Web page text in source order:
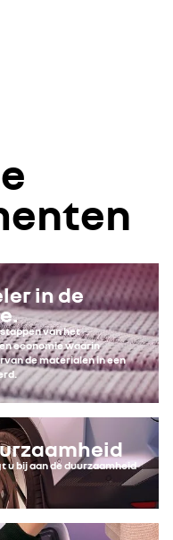
in de
van het
economie waarin
de materialen in een
u bij aan de duurzaamheid